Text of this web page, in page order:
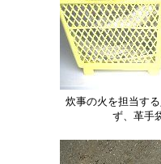
炊事の火を担当す
ず、革手